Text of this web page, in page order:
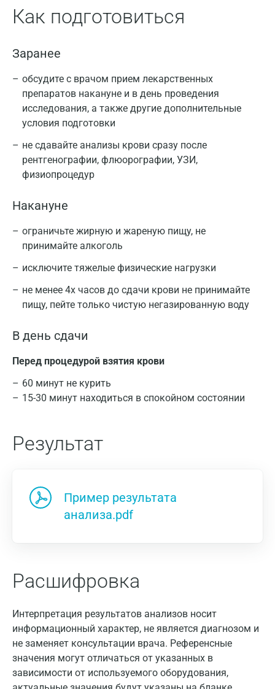
Как подготовиться
Заранее
обсудите с врачом прием лекарственных
препаратов накануне и в день проведения
исследования, а также другие дополнительные
условия подготовки
не сдавайте анализы крови сразу после
рентгенографии, флюорографии, УЗИ,
физиопроцедур
Накануне
ограничьте жирную и жареную пищу, не
принимайте алкоголь
исключите тяжелые физические нагрузки
не менее 4х часов до сдачи крови не принимайте
пищу, пейте только чистую негазированную воду
В день сдачи
Перед процедурой взятия крови
60 минут не курить
15-30 минут находиться в спокойном состоянии
Результат
Пример результата
анализа.pdf
Расшифровка
Интерпретация результатов анализов носит
информационный характер, не является диагнозом и
не заменяет консультации врача. Референсные
значения могут отличаться от указанных в
зависимости от используемого оборудования,